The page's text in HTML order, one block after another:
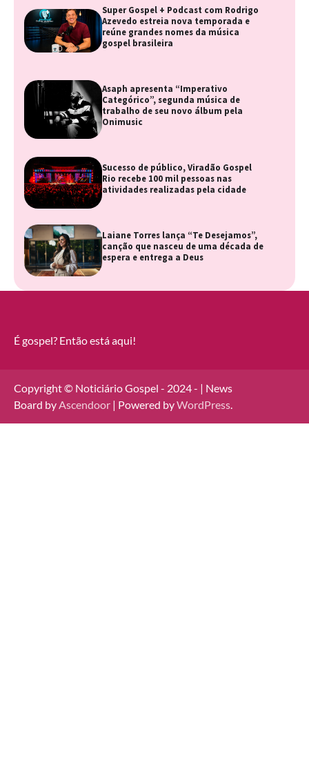
Super Gospel + Podcast com Rodrigo
Azevedo estreia nova temporada e
reúne grandes nomes da música
gospel brasileira
Asaph apresenta “Imperativo
Categórico”, segunda música de
trabalho de seu novo álbum pela
Onimusic
Sucesso de público, Viradão Gospel
Rio recebe 100 mil pessoas nas
atividades realizadas pela cidade
Laiane Torres lança “Te Desejamos”,
canção que nasceu de uma década de
espera e entrega a Deus
É gospel? Então está aqui!
Copyright © Noticiário Gospel - 2024 - | News
Board byAscendoor | Powered byWordPress.